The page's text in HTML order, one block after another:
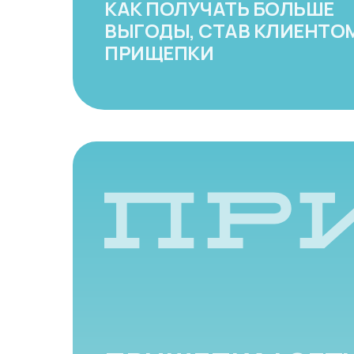
КАК ПОЛУЧАТЬ БОЛЬШЕ
ВЫГОДЫ, СТАВ
ПРИЩЕПКИ